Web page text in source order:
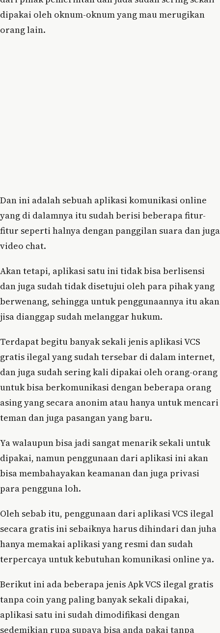
dipakai oleh oknum-oknum yang mau merugikan
orang lain.
Dan ini adalah sebuah aplikasi komunikasi online
yang di dalamnya itu sudah berisi beberapa fitur-
fitur seperti halnya dengan panggilan suara dan juga
video chat.
Akan tetapi, aplikasi satu ini tidak bisa berlisensi
dan juga sudah tidak disetujui oleh para pihak yang
berwenang, sehingga untuk penggunaannya itu akan
jisa dianggap sudah melanggar hukum.
Terdapat begitu banyak sekali jenis aplikasi VCS
gratis ilegal yang sudah tersebar di dalam internet,
dan juga sudah sering kali dipakai oleh orang-orang
untuk bisa berkomunikasi dengan beberapa orang
asing yang secara anonim atau hanya untuk mencari
teman dan juga pasangan yang baru.
Ya walaupun bisa jadi sangat menarik sekali untuk
dipakai, namun penggunaan dari aplikasi ini akan
bisa membahayakan keamanan dan juga privasi
para pengguna loh.
Oleh sebab itu, penggunaan dari aplikasi VCS ilegal
secara gratis ini sebaiknya harus dihindari dan juha
hanya memakai aplikasi yang resmi dan sudah
terpercaya untuk kebutuhan komunikasi online ya.
Berikut ini ada beberapa jenis Apk VCS ilegal gratis
tanpa coin yang paling banyak sekali dipakai,
aplikasi satu ini sudah dimodifikasi dengan
sedemikian rupa supaya bisa anda pakai tanpa